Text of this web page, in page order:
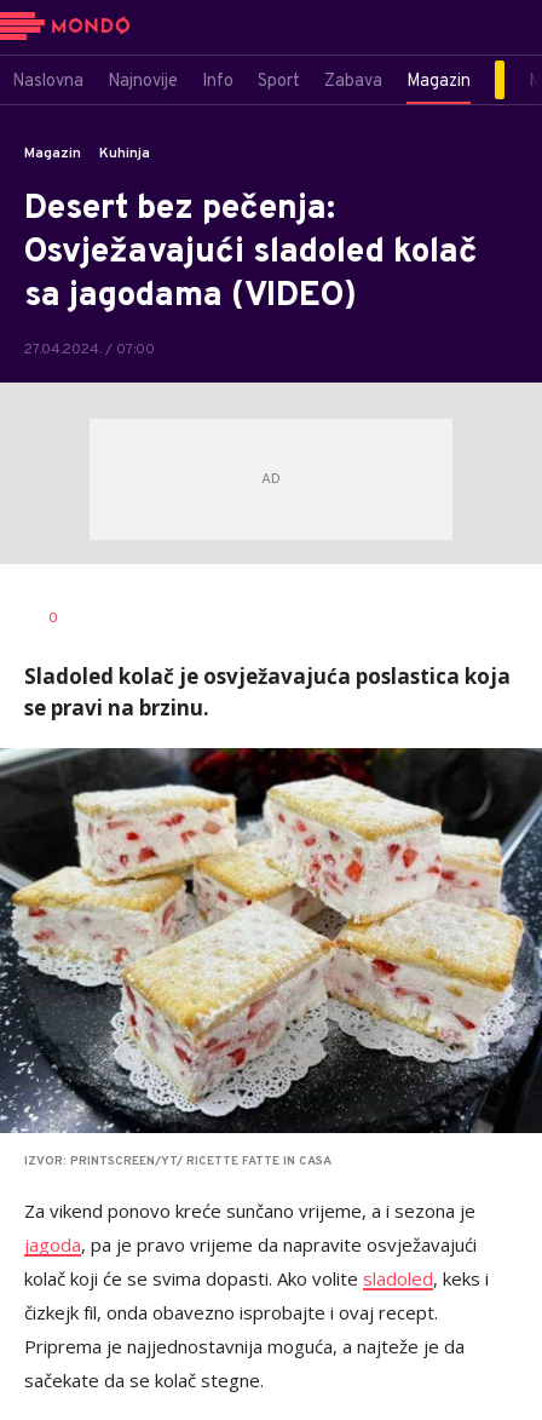
Naslovna Najnovije Info Sport Zabava Magazin
Magazin Kuhinja
Desert bez pečenja:
Osvježavajući sladoled kolač
sa jagodama (VIDEO)
27.04.2024. / 07:00
AUTOR
0
Sladoled kolač je osvježavajuća poslastica koja
se pravi na brzinu.
IZVOR: PRINTSCREEN/YT/ RICETTE FATTE IN CASA
Za vikend ponovo kreće sunčano vrijeme, a i sezona je
jagoda, pa je pravo vrijeme da napravite osvježavajući
kolač koji će se svima dopasti. Ako volite sladoled, keks i
čizkejk fil, onda obavezno isprobajte i ovaj recept.
Priprema je najjednostavnija moguća, a najteže je da
sačekate da se kolač stegne.